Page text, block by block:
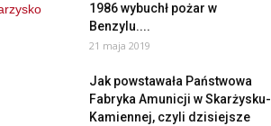
1986 wybuchł pożar w
Benzylu....
21 maja 2019
Jak powstawała Państwowa
Fabryka Amunicji w Skarżysku-
Kamiennej, czyli dzisiejsze